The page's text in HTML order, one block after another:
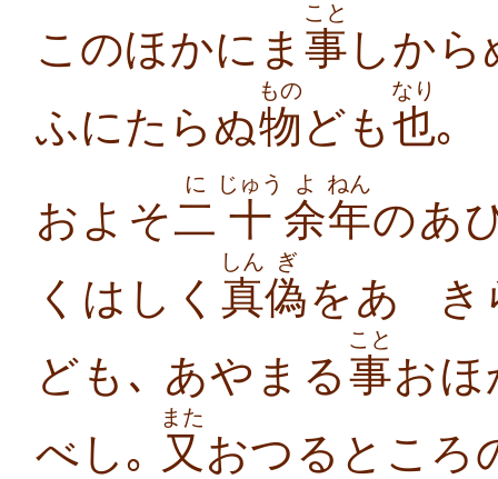
このほかにま 事
こと
しから
ふにたらぬ物
もの
ども也
なり
｡
およそ二
に
十
じゅう
余
よ
年
ねん
のあ
くはしく 真
しん
偽
ぎ
をあ
ども､ あやまる事
こと
お
べし｡ 又
また
おつるところ